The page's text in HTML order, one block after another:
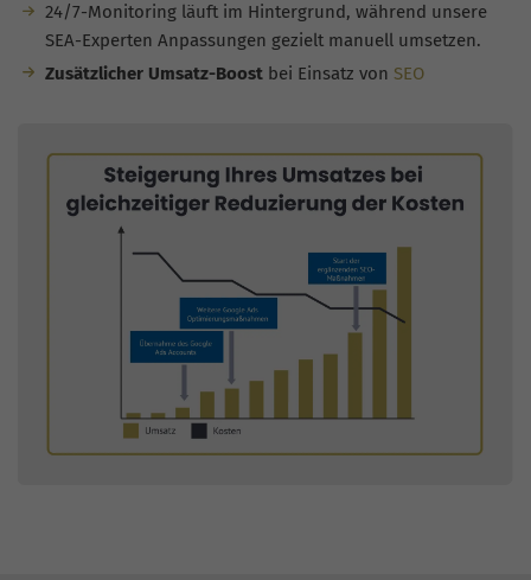
24/7-Monitoring läuft im Hintergrund, während unsere
SEA-Experten Anpassungen gezielt manuell umsetzen.
Zusätzlicher Umsatz-Boostbei Einsatz von SEO